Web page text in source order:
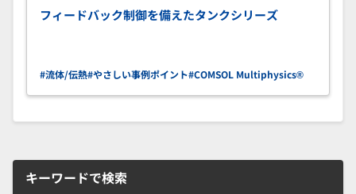
フィードバック制御を備えたタンクシリーズ
#流体/伝熱#やさしい事例ポイント#COMSOL Multiphysics®
キーワードで検索